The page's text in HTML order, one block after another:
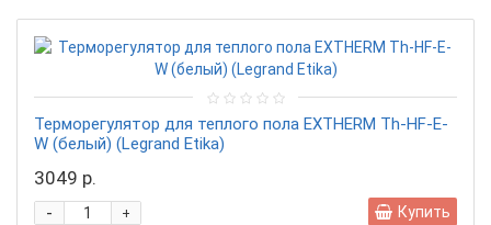
Терморегулятор для теплого пола EXTHERM Th-HF-E-
W (белый) (Legrand Etika)
3049 р.
+
- Купить